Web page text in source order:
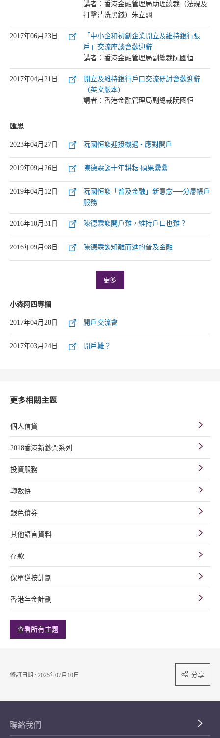
講者：香港金融管理局助理總裁（法規及
打擊清洗黑錢）朱立翹
2017年06月23日
「中小企和初創企業開立及維持銀行賬
戶」交流座談會歡迎辭
講者：香港金融管理局副總裁阮國恒
2017年04月21日
開立及維持銀行戶口交流研討會歡迎辭
（英文版本）
講者：香港金融管理局副總裁阮國恒
匯思
2023年04月27日 阮國恒談迎接機遇 • 應對開戶
2019年09月26日 陳德霖談十年耕耘 碩果纍纍
2019年04月12日
阮國恒談「普及金融」新意念──分層帳戶
服務
2016年10月31日 陳德霖談開戶難，維持戶口也難？
2016年09月08日 陳德霖談知難而進的普及金融
更多
小森阿四專欄
2017年04月28日 開戶交流會
2017年03月24日 開戶難？
更多相關主題
個人信貸
2018香港新鈔票系列
投資服務
轉數快
銀色債券
其他語言資料
存款
保單逆按計劃
香港年金計劃
查看所有主題
修訂日期 : 2025年07月10日 分享
聯絡我們